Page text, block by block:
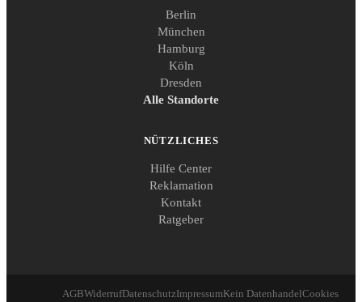
Berlin
München
Hamburg
Köln
Dresden
Alle Standorte
NÜTZLICHES
Hilfe Center
Reklamation
Kontakt
Ratgeber
AGBWiderrufDatenschutzImpressumKein DatenhandelCookies